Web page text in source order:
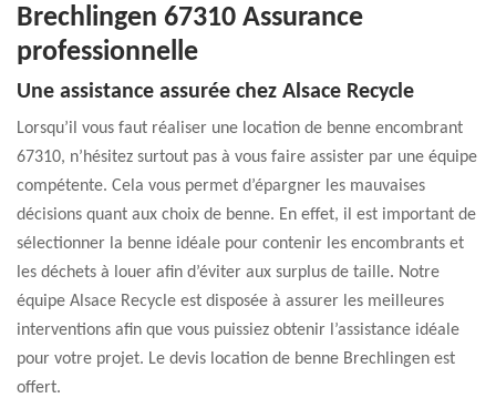
Brechlingen 67310 Assurance
professionnelle
Une assistance assurée chez Alsace Recycle
Lorsqu’il vous faut réaliser une location de benne encombrant
67310, n’hésitez surtout pas à vous faire assister par une équipe
compétente. Cela vous permet d’épargner les mauvaises
décisions quant aux choix de benne. En effet, il est important de
sélectionner la benne idéale pour contenir les encombrants et
les déchets à louer afin d’éviter aux surplus de taille. Notre
équipe Alsace Recycle est disposée à assurer les meilleures
interventions afin que vous puissiez obtenir l’assistance idéale
pour votre projet. Le devis location de benne Brechlingen est
offert.